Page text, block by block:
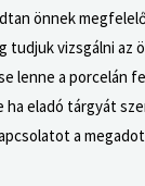
önnek
tudjuk vizsgálni az
lenne a porcelán
ha eladó tárgyát
a